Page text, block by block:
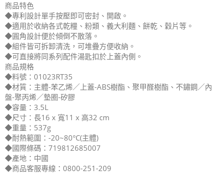
商品特色
◆專利設計單手按壓即可密封、開啟。
◆適用於收納各式乾糧、粉類、義大利麵、餅乾、穀片等。
◆圓角設計便於傾倒不散落。
◆組件皆可拆卸清洗，可堆疊方便收納。
◆可直接將同系列配件湯匙扣於上蓋內側。
商品規格
◆料號：01023RT35
◆材質：主體-苯乙烯／上蓋-ABS樹酯、聚甲醛樹酯、不鏽鋼／內
盤-聚丙烯／墊圈-矽膠
◆容量：3.5L
◆尺寸：長16 x 寬11 x 高32 cm
◆重量：537g
◆耐熱範圍：-20~80°C(主體)
◆國際條碼：719812685007
◆產地：中國
◆商品客服專線：0800-251-209